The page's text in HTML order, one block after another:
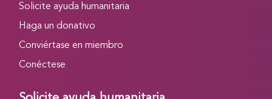
Solicite ayuda humanitaria
Haga un donativo
Conviértase en miembro
Conéctese